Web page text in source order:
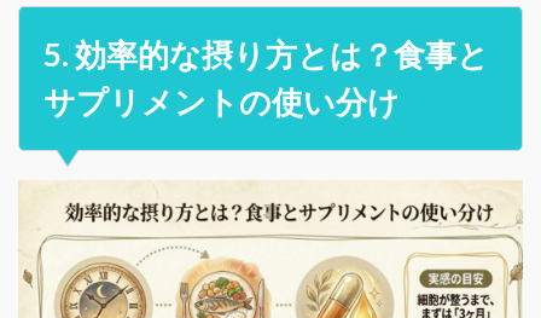
5. 効率的な摂り方とは？食事と
サプリメントの使い分け